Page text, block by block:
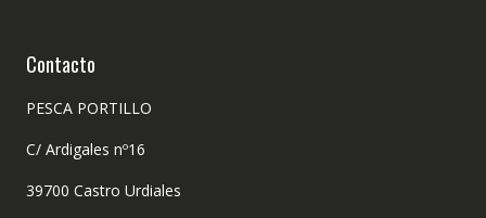
Contacto
PESCA PORTILLO
C/ Ardigales nº16
39700 Castro Urdiales